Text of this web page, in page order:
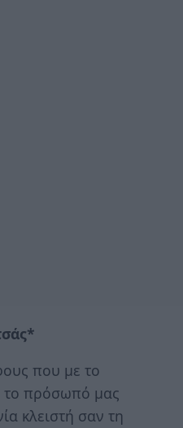
που με το
το πρόσωπό μας
κλειστή σαν τη